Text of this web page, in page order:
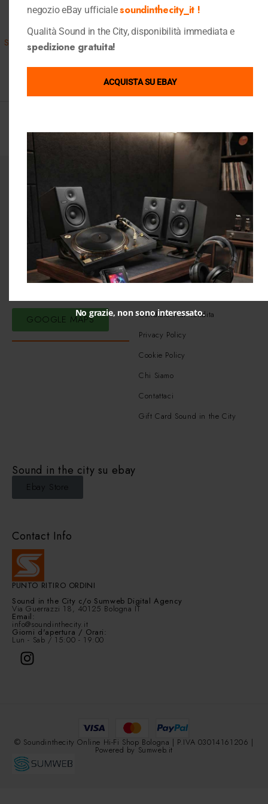
Quick View
Klipsch
Set stereo Klipsch RP-5000F II,
SPL-100 2.1
Home Cinema,Shop
Iscriviti alla nostra Newsletter
E sarai aggiornato sulle ultime novità, promozioni e coupon
sconto
Iscrivimi
Contact Info
PUNTO RITIRO ORDINI
Sound in the City c/o Sumweb Digital Agency
Via Guerrazzi 18, 40125 Bologna IT
Email:
info@soundinthecity.it
Giorni d'apertura / Orari:
Lun - Sab / 15:00 - 19:00
Dove Siamo
GOOGLE MAPS
Link Utili
Condizioni di Vendita
Privacy Policy
Cookie Policy
Chi Siamo
Contattaci
Gift Card Sound in the City
Sound in the city su ebay
Ebay Store
© Soundinthecity Online Hi-Fi Shop Bologna | P.IVA 03014161206 |
Powered by Sumweb.it
negozio eBay ufficialesoundinthecity_it !
Qualità Sound in the City, disponibilità immediata e
spedizione gratuita!
ACQUISTA SU EBAY
No grazie, non sono interessato.